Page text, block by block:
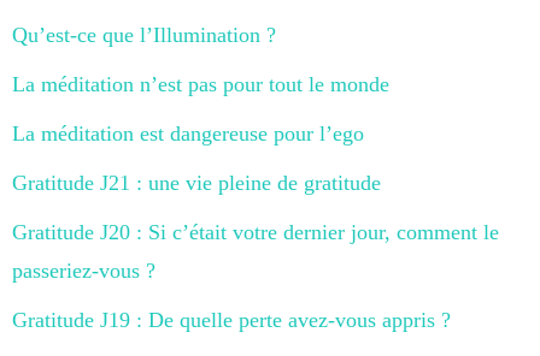
Qu’est-ce que l’Illumination ?
La méditation n’est pas pour tout le monde
La méditation est dangereuse pour l’ego
Gratitude J21 : une vie pleine de gratitude
Gratitude J20 : Si c’était votre dernier jour, comment le
passeriez-vous ?
Gratitude J19 : De quelle perte avez-vous appris ?